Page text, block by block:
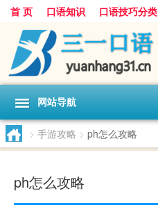
首 页 口语知识 口语技巧分类
网站导航
> 手游攻略 > ph怎么攻略
ph怎么攻略